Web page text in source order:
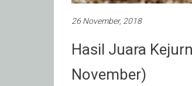
26 November, 2018
Hasil Juara
November)